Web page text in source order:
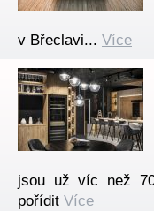
v Břeclavi... Více
jsou už víc než
pořídit Více